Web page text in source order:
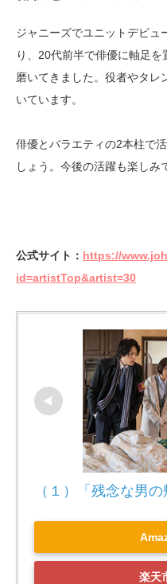
ジャニーズでユニットデビュ
り、20代前半で俳優に軸足
磨いてきました。役者やタレ
いています。
俳優とバラエティの2本柱で
しょう。今後の活躍も楽しみ
公式サイト： https://
id=artistTop&artist=30
（１）「残念な男の
楽天